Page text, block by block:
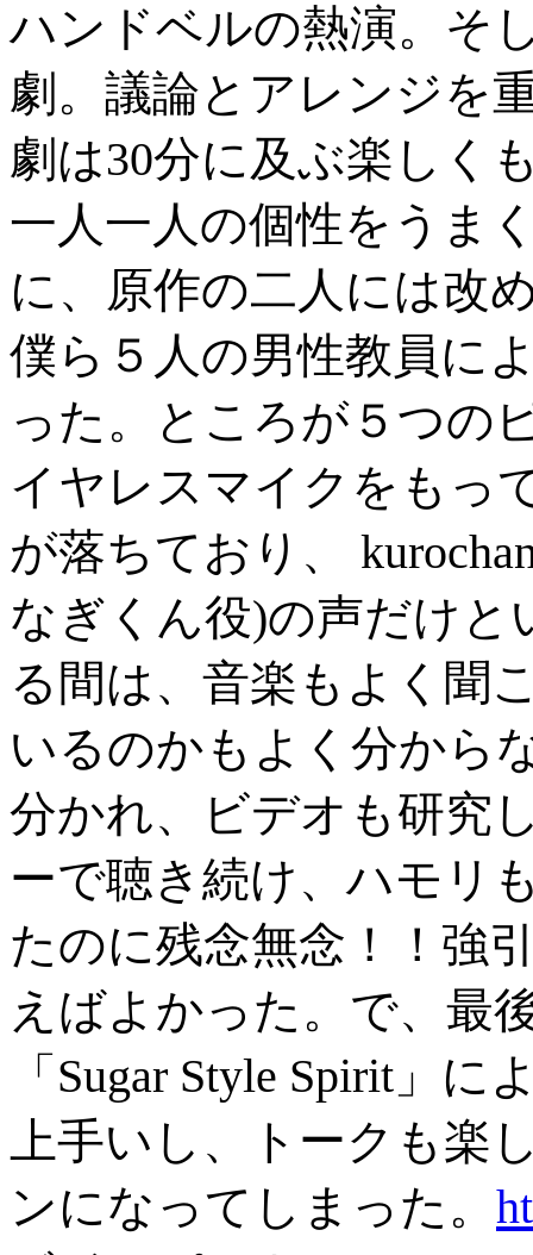
ハンドベルの熱演。そ
劇。議論とアレンジを
劇は30分に及ぶ楽しく
一人一人の個性をうま
に、原作の二人には改
僕ら５人の男性教員に
った。ところが５つの
イヤレスマイクをもっ
が落ちており、
なぎくん役)の声だけと
る間は、音楽もよく聞
いるのかもよく分から
分かれ、ビデオも研究
ーで聴き続け、ハモリ
たのに残念無念！！強
えばよかった。で、最
「Sugar Style Spirit」
上手いし、トークも楽
ンになってしまった。